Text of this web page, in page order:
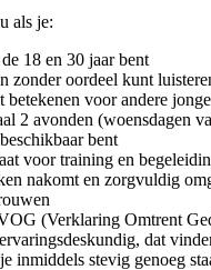
als je:
18 en 30 jaar bent
zonder oordeel kunt
betekenen voor andere
2 avonden (woensdagen
bent
voor training en
nakomt en zorgvuldig
(Verklaring Omtrent
dat
inmiddels stevig genoeg